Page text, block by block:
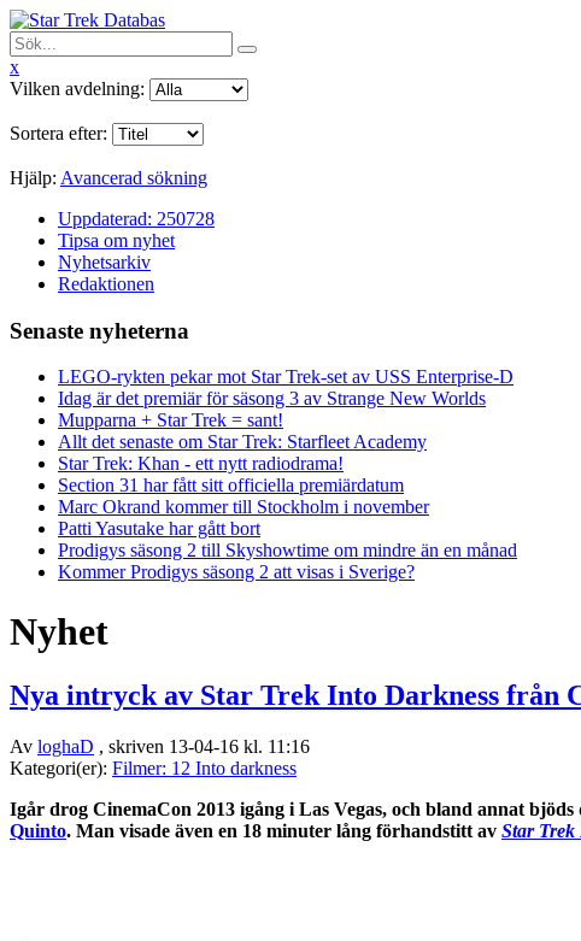
x
Vilken avdelning:
Sortera efter:
Hjälp: Avancerad sökning
Uppdaterad: 250728
Tipsa om nyhet
Nyhetsarkiv
Redaktionen
Senaste nyheterna
LEGO-rykten pekar mot Star Trek-set av USS Enterprise-D
Idag är det premiär för säsong 3 av Strange New Worlds
Mupparna + Star Trek = sant!
Allt det senaste om Star Trek: Starfleet Academy
Star Trek: Khan - ett nytt radiodrama!
Section 31 har fått sitt officiella premiärdatum
Marc Okrand kommer till Stockholm i november
Patti Yasutake har gått bort
Prodigys säsong 2 till Skyshowtime om mindre än en månad
Kommer Prodigys säsong 2 att visas i Sverige?
Nyhet
Nya intryck av Star Trek Into Darkness från
Av loghaD , skriven 13-04-16 kl. 11:16
Kategori(er): Filmer: 12 Into darkness
Igår drog CinemaCon 2013 igång i Las Vegas, och bland annat
Quinto. Man visade även en 18 minuter lång förhandstitt av Star Trek